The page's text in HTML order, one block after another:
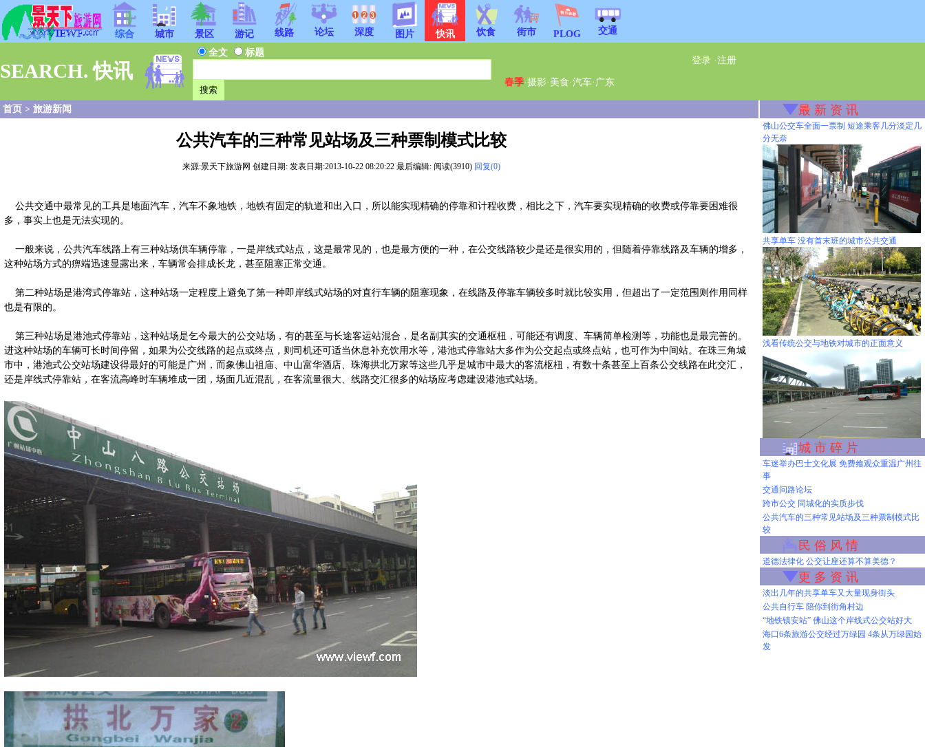
综合 城市 景区 游记 线路 论坛 深度 图片 快讯 饮食 街市 PLOG 交通
SEARCH. 快讯
全文 标题
登录·注册
春季·摄影· 美食·汽车· 广东
首页 > 旅游新闻
公共汽车的三种常见站场及三种票制模式比较
来源:景天下旅游网 创建日期: 发表日期:2013-10-22 08:20:22 最后编辑: 阅读(3910) 回复(0)
公共交通中最常见的工具是地面汽车，汽车不象地铁，地铁有固定的轨道和出入口，所以能实现精确的停靠和计程收费，相比之下，汽车要实现精确的收费或停靠要困难很
多，事实上也是无法实现的。
一般来说，公共汽车线路上有三种站场供车辆停靠，一是岸线式站点，这是最常见的，也是最方便的一种，在公交线路较少是还是很实用的，但随着停靠线路及车辆的增多，
这种站场方式的痹端迅速显露出来，车辆常会排成长龙，甚至阻塞正常交通。
第二种站场是港湾式停靠站，这种站场一定程度上避免了第一种即岸线式站场的对直行车辆的阻塞现象，在线路及停靠车辆较多时就比较实用，但超出了一定范围则作用同样
也是有限的。
第三种站场是港池式停靠站，这种站场是乞今最大的公交站场，有的甚至与长途客运站混合，是名副其实的交通枢杻，可能还有调度、车辆简单检测等，功能也是最完善的。
进这种站场的车辆可长时间停留，如果为公交线路的起点或终点，则司机还可适当休息补充饮用水等，港池式停靠站大多作为公交起点或终点站，也可作为中间站。在珠三角城
市中，港池式公交站场建设得最好的可能是广州，而象佛山祖庙、中山富华酒店、珠海拱北万家等这些几乎是城市中最大的客流枢杻，有数十条甚至上百条公交线路在此交汇，
还是岸线式停靠站，在客流高峰时车辆堆成一团，场面几近混乱，在客流量很大、线路交汇很多的站场应考虑建设港池式站场。
最 新 资 讯
佛山公交车全面一票制 短途乘客几分淡定几
分无奈
共享单车 没有首末班的城市公共交通
浅看传统公交与地铁对城市的正面意义
城 市 碎 片
车迷举办巴士文化展 免费飨观众重温广州往
事
交通问路论坛
跨市公交 同城化的实质步伐
公共汽车的三种常见站场及三种票制模式比
较
民 俗 风 情
道德法律化 公交让座还算不算美德？
更 多 资 讯
淡出几年的共享单车又大量现身街头
公共自行车 陪你到街角村边
“地铁镇安站” 佛山这个岸线式公交站好大
海口6条旅游公交经过万绿园 4条从万绿园始
发